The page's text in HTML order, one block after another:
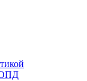
ОПД